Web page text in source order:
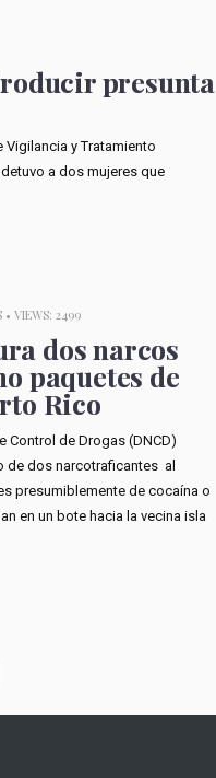
presunta
y Tratamiento
a dos mujeres que
• VIEWS: 2499
dos narcos
paquetes de
Rico
Control de Drogas (DNCD)
de dos narcotraficantes al
presumiblemente de cocaína o
en un bote hacia la vecina isla